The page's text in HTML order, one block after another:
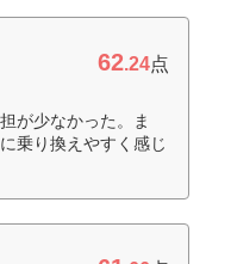
62.24点
が少なかった。ま
乗り換えやすく感じ